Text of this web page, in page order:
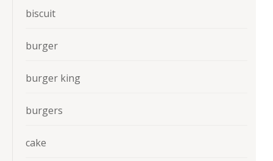
biscuit
burger
burger king
burgers
cake